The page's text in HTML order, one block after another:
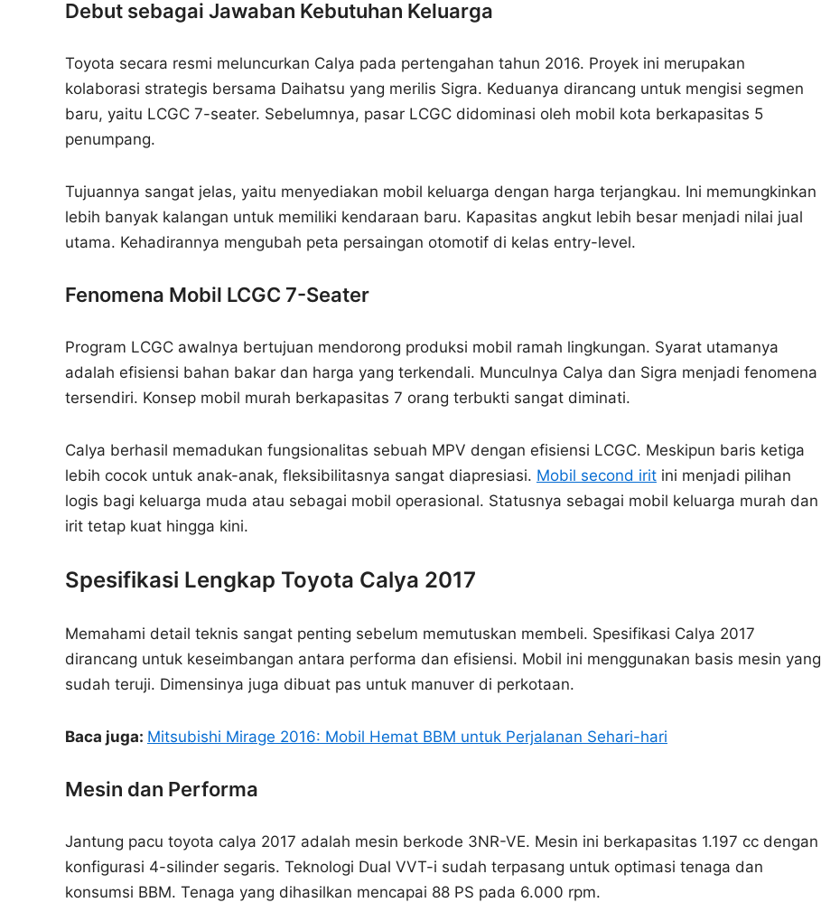
Debut sebagai Jawaban Kebutuhan Keluarga
Toyota secara resmi meluncurkan Calya pada pertengahan tahun 2016. Proyek ini merupakan
kolaborasi strategis bersama Daihatsu yang merilis Sigra. Keduanya dirancang untuk mengisi segmen
baru, yaitu LCGC 7-seater. Sebelumnya, pasar LCGC didominasi oleh mobil kota berkapasitas 5
penumpang.
Tujuannya sangat jelas, yaitu menyediakan mobil keluarga dengan harga terjangkau. Ini memungkinkan
lebih banyak kalangan untuk memiliki kendaraan baru. Kapasitas angkut lebih besar menjadi nilai jual
utama. Kehadirannya mengubah peta persaingan otomotif di kelas entry-level.
Fenomena Mobil LCGC 7-Seater
Program LCGC awalnya bertujuan mendorong produksi mobil ramah lingkungan. Syarat utamanya
adalah efisiensi bahan bakar dan harga yang terkendali. Munculnya Calya dan Sigra menjadi fenomena
tersendiri. Konsep mobil murah berkapasitas 7 orang terbukti sangat diminati.
Calya berhasil memadukan fungsionalitas sebuah MPV dengan efisiensi LCGC. Meskipun baris ketiga
lebih cocok untuk anak-anak, fleksibilitasnya sangat diapresiasi. Mobil second irit ini menjadi pilihan
logis bagi keluarga muda atau sebagai mobil operasional. Statusnya sebagai mobil keluarga murah dan
irit tetap kuat hingga kini.
Spesifikasi Lengkap Toyota Calya 2017
Memahami detail teknis sangat penting sebelum memutuskan membeli. Spesifikasi Calya 2017
dirancang untuk keseimbangan antara performa dan efisiensi. Mobil ini menggunakan basis mesin yang
sudah teruji. Dimensinya juga dibuat pas untuk manuver di perkotaan.
Baca juga: Mitsubishi Mirage 2016: Mobil Hemat BBM untuk Perjalanan Sehari-hari
Mesin dan Performa
Jantung pacu toyota calya 2017 adalah mesin berkode 3NR-VE. Mesin ini berkapasitas 1.197 cc dengan
konfigurasi 4-silinder segaris. Teknologi Dual VVT-i sudah terpasang untuk optimasi tenaga dan
konsumsi BBM. Tenaga yang dihasilkan mencapai 88 PS pada 6.000 rpm.